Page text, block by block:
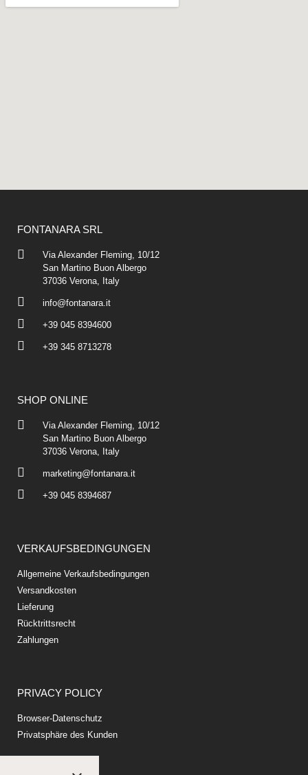
FONTANARA SRL
Via Alexander Fleming, 10/12
San Martino Buon Albergo
37036 Verona, Italy
info@fontanara.it
+39 045 8394600
+39 345 8713278
SHOP ONLINE
Via Alexander Fleming, 10/12
San Martino Buon Albergo
37036 Verona, Italy
marketing@fontanara.it
+39 045 8394687
VERKAUFSBEDINGUNGEN
Allgemeine Verkaufsbedingungen
Versandkosten
Lieferung
Rücktrittsrecht
Zahlungen
PRIVACY POLICY
Browser-Datenschutz
Privatsphäre des Kunden